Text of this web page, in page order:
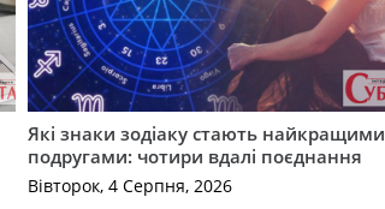
Які знаки зодіаку стають найкращими
подругами: чотири вдалі поєднання
Вівторок, 4 Серпня, 2026